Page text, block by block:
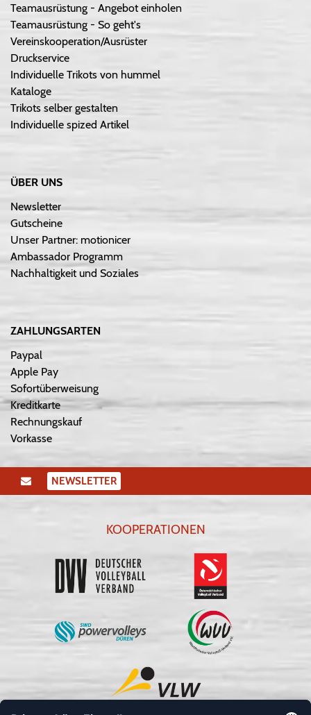
Teamausrüstung - Angebot einholen
Teamausrüstung - So geht's
Vereinskooperation/Ausrüster
Druckservice
Individuelle Trikots von hummel
Kataloge
Trikots selber gestalten
Individuelle spized Artikel
ÜBER UNS
Newsletter
Gutscheine
Unser Partner: motionicer
Ambassador Programm
Nachhaltigkeit und Soziales
ZAHLUNGSARTEN
Paypal
Apple Pay
Sofortüberweisung
Kreditkarte
Rechnungskauf
Vorkasse
NEWSLETTER
KOOPERATIONEN